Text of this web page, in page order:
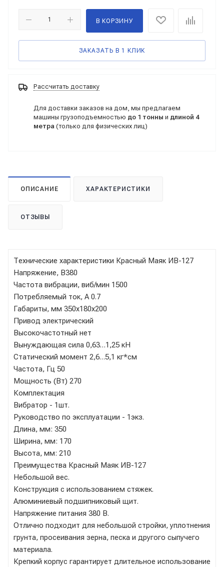
В КОРЗИНУ
ЗАКАЗАТЬ В 1 КЛИК
Рассчитать доставку
Для доставки заказов на дом, мы предлагаем
машины грузоподъемностью до 1 тонны и длиной 4
метра (только для физических лиц)
ОПИСАНИЕ ХАРАКТЕРИСТИКИ
ОТЗЫВЫ
Технические характеристики Красный Маяк ИВ-127
Напряжение, В380
Частота вибрации, виб/мин 1500
Потребляемый ток, А 0.7
Габариты, мм 350х180х200
Привод электрический
Высокочастотный нет
Вынуждающая сила 0,63…1,25 кН
Статический момент 2,6…5,1 кг*см
Частота, Гц 50
Мощность (Вт) 270
Комплектация
Вибратор - 1шт.
Руководство по эксплуатации - 1экз.
Длина, мм: 350
Ширина, мм: 170
Высота, мм: 210
Преимущества Красный Маяк ИВ-127
Небольшой вес.
Конструкция с использованием стяжек.
Алюминиевый подшипниковый щит.
Напряжение питания 380 В.
Отлично подходит для небольшой стройки, уплотнения
грунта, просеивания зерна, песка и другого сыпучего
материала.
Крепкий корпус гарантирует длительное использование